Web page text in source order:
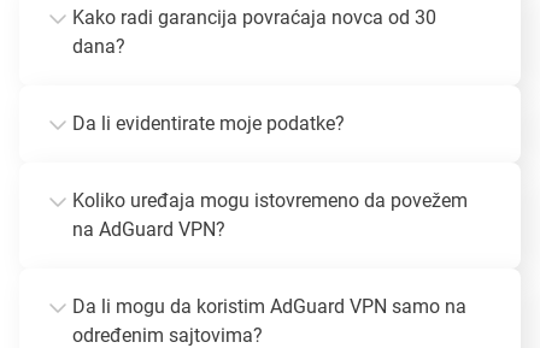
Kako radi garancija povraćaja novca od 30
dana?
Da li evidentirate moje podatke?
Koliko uređaja mogu istovremeno da povežem
na AdGuard VPN?
Da li mogu da koristim AdGuard VPN samo na
određenim sajtovima?